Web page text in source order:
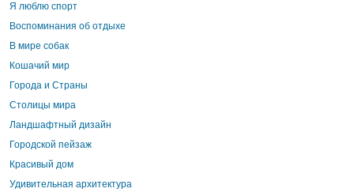
Я люблю спорт
Воспоминания об отдыхе
В мире собак
Кошачий мир
Города и Страны
Столицы мира
Ландшафтный дизайн
Городской пейзаж
Красивый дом
Удивительная архитектура